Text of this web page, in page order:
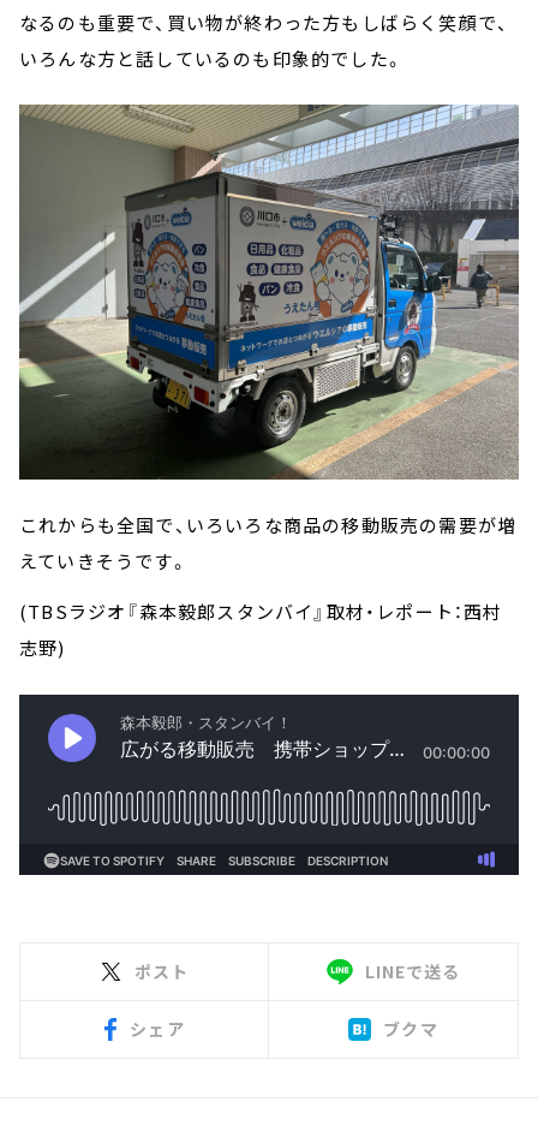
なるのも重要で、買い物が終わった方もしばらく笑顔で、
いろんな方と話しているのも印象的でした。
これからも全国で、いろいろな商品の移動販売の需要が増
えていきそうです。
(TBSラジオ『森本毅郎スタンバイ』取材・レポート：西村
志野)
ポスト LINEで送る
シェア ブクマ